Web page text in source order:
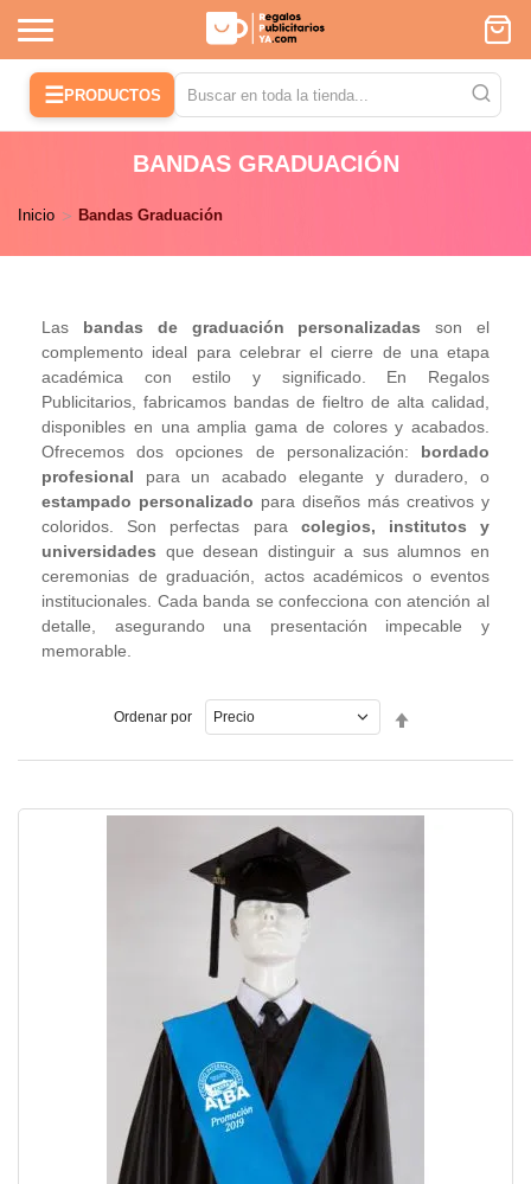
☰PRODUCTOS
BANDAS GRADUACIÓN
Inicio Bandas Graduación
Las bandas de graduación personalizadas son el
complemento ideal para celebrar el cierre de una etapa
académica con estilo y significado. En Regalos
Publicitarios, fabricamos bandas de fieltro de alta calidad,
disponibles en una amplia gama de colores y acabados.
Ofrecemos dos opciones de personalización: bordado
profesional para un acabado elegante y duradero, o
estampado personalizado para diseños más creativos y
coloridos. Son perfectas para colegios, institutos y
universidades que desean distinguir a sus alumnos en
ceremonias de graduación, actos académicos o eventos
institucionales. Cada banda se confecciona con atención al
detalle, asegurando una presentación impecable y
memorable.
Ordenar por
Descendente